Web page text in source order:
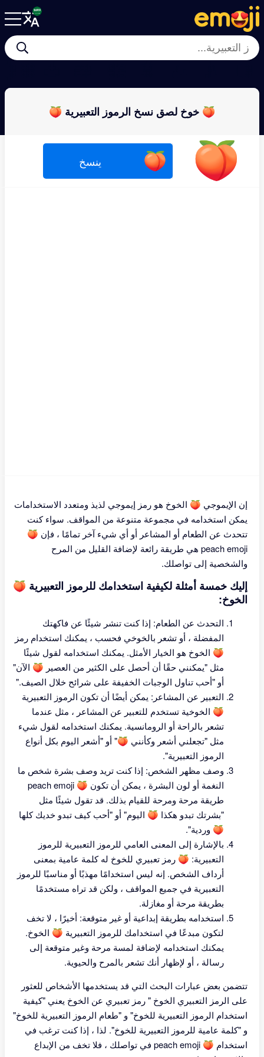
🍑 خوخ لصق نسخ الرموز التعبيرية 🍑
🍑
🍑 ينسخ
إن الإيموجي 🍑 الخوخ هو رمز إيموجي لذيذ ومتعدد الاستخدامات
يمكن استخدامه في مجموعة متنوعة من المواقف. سواء كنت
تتحدث عن الطعام أو المشاعر أو أي شيء آخر تمامًا ، فإن 🍑
peach emoji هي طريقة رائعة لإضافة القليل من المرح
والشخصية إلى تواصلك.
إليك خمسة أمثلة لكيفية استخدامك للرموز التعبيرية 🍑
الخوخ:
التحدث عن الطعام: إذا كنت تنشر شيئًا عن فاكهتك
المفضلة ، أو تشعر بالخوخي فحسب ، يمكنك استخدام رمز
🍑 الخوخ هو الخيار الأمثل. يمكنك استخدامه لقول شيئًا
مثل "يمكنني حقًا أن أحصل على الكثير من العصير 🍑 الآن"
أو "أحب تناول الوجبات الخفيفة على شرائح خلال الصيف."
التعبير عن المشاعر: يمكن أيضًا أن تكون الرموز التعبيرية
🍑 الخوخية تستخدم للتعبير عن المشاعر ، مثل عندما
تشعر بالراحة أو الرومانسية. يمكنك استخدامه لقول شيء
مثل "تجعلني أشعر وكأنني 🍑" أو "أشعر اليوم بكل أنواع
الرموز التعبيرية".
وصف مظهر الشخص: إذا كنت تريد وصف بشرة شخص ما
النغمة أو لون البشرة ، يمكن أن تكون 🍑 peach emoji
طريقة مرحة ومرحة للقيام بذلك. قد تقول شيئًا مثل
"بشرتك تبدو هكذا 🍑 اليوم" أو "أحب كيف تبدو خديك كلها
🍑 وردية".
بالإشارة إلى المعنى العامي للرموز التعبيرية للرموز
التعبيرية: 🍑 رمز تعبيري للخوخ له كلمة عامية بمعنى
أرداف الشخص. إنه ليس استخدامًا مهذبًا أو مناسبًا للرموز
التعبيرية في جميع المواقف ، ولكن قد تراه مستخدمًا
بطريقة مرحة أو مغازلة.
استخدامه بطريقة إبداعية أو غير متوقعة: أخيرًا ، لا تخف
لتكون مبدعًا في استخدامك للرموز التعبيرية 🍑 الخوخ.
يمكنك استخدامه لإضافة لمسة مرحة وغير متوقعة إلى
رسالة ، أو لإظهار أنك تشعر بالمرح والحيوية.
تتضمن بعض عبارات البحث التي قد يستخدمها الأشخاص للعثور
على الرمز التعبيري الخوخ " رمز تعبيري عن الخوخ يعني "كيفية
استخدام الرموز التعبيرية للخوخ" و "طعام الرموز التعبيرية للخوخ"
و "كلمة عامية للرموز التعبيرية للخوخ". لذا ، إذا كنت ترغب في
استخدام 🍑 peach emoji في تواصلك ، فلا تخف من الإبداع